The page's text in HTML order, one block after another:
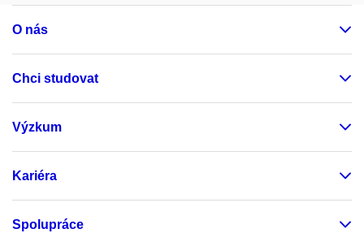
O nás
Chci studovat
Výzkum
Kariéra
Spolupráce